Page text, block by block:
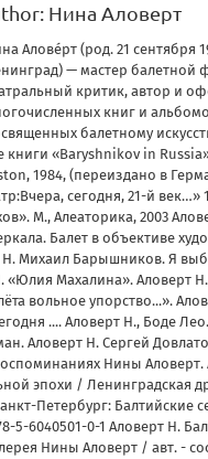
Нина Аловерт
Алове́рт (род. 21 сентября
— мастер балетной
критик, автор и
книг и
балетному
книги «Baryshnikov in
1984, (переиздано в
сегодня, 21-й век…»
М., Алеаторика, 2003
Балет в объективе
Н. Михаил Барышников. Я
«Юлия Махалина». Аловерт
вольное упорство...».
.... Аловерт Н., Боде
Аловерт Н. Сергей
Нины Аловерт.
эпохи / Ленинградская
Петербург: Балтийские
5-6040501-0-1 Аловерт Н.
Нины Аловерт / авт. -